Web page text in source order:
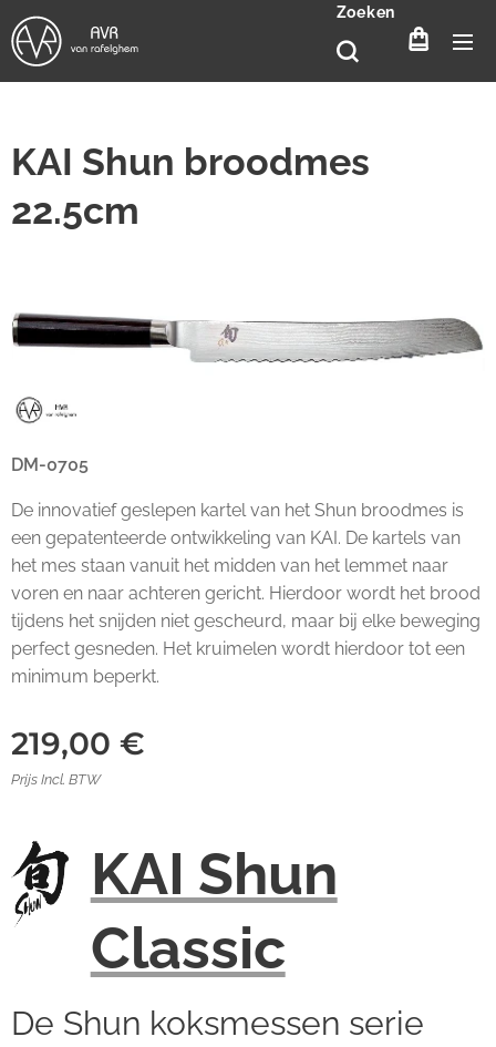
Zoeken
KAI Shun broodmes
22.5cm
DM-0705
De innovatief geslepen kartel van het Shun broodmes is
een gepatenteerde ontwikkeling van KAI. De kartels van
het mes staan vanuit het midden van het lemmet naar
voren en naar achteren gericht. Hierdoor wordt het brood
tijdens het snijden niet gescheurd, maar bij elke beweging
perfect gesneden. Het kruimelen wordt hierdoor tot een
minimum beperkt.
219,00 €
Prijs Incl. BTW
KAI Shun
Classic
De Shun koksmessen serie